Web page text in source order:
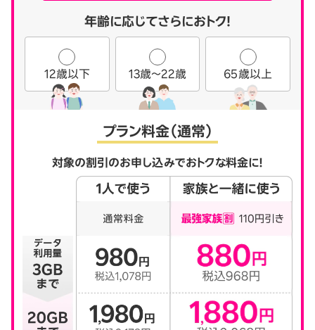
年齢に応じてさらにおトク！
12歳以下 13歳～22歳 65歳以上
プラン料金（通常）
対象の割引のお申し込みでおトクな料金に！